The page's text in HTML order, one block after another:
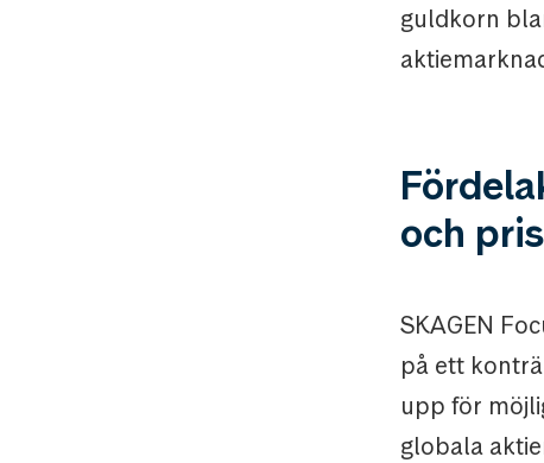
guldkorn
och
SKAGEN
på ett
upp för
globala